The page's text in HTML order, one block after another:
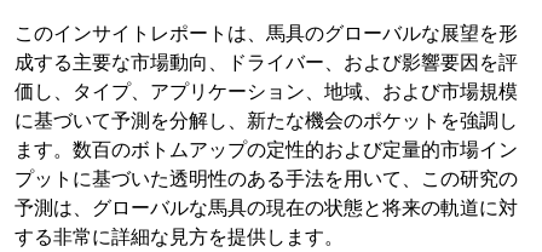
このインサイトレポートは、馬具のグローバルな展望を形
成する主要な市場動向、ドライバー、および影響要因を評
価し、タイプ、アプリケーション、地域、および市場規模
に基づいて予測を分解し、新たな機会のポケットを強調し
ます。数百のボトムアップの定性的および定量的市場イン
プットに基づいた透明性のある手法を用いて、この研究の
予測は、グローバルな馬具の現在の状態と将来の軌道に対
する非常に詳細な見方を提供します。